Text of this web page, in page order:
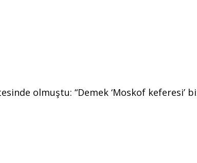
olmuştu: “Demek ‘Moskof keferesi’